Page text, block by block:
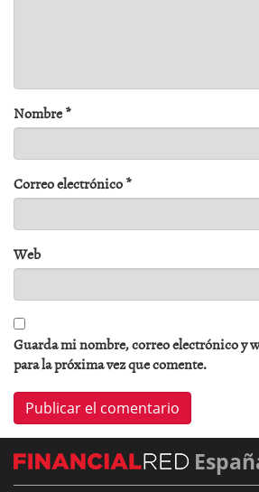
Nombre*
Correo electrónico*
Web
Guarda mi nombre, correo electrónico y
para la próxima vez que comente.